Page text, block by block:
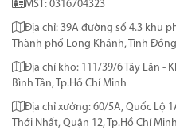
MST: 0316704323
Địa chỉ: 39A đường số 4.3 khu
Thành phố Long Khánh, Tỉnh
Địa chỉ kho: 111/39/6 Tây Lân -
Bình Tân, Tp.Hồ Chí Minh
Địa chỉ xưởng: 60/5A, Quốc Lộ
Thới Nhất, Quận 12, Tp.Hồ Chí Minh